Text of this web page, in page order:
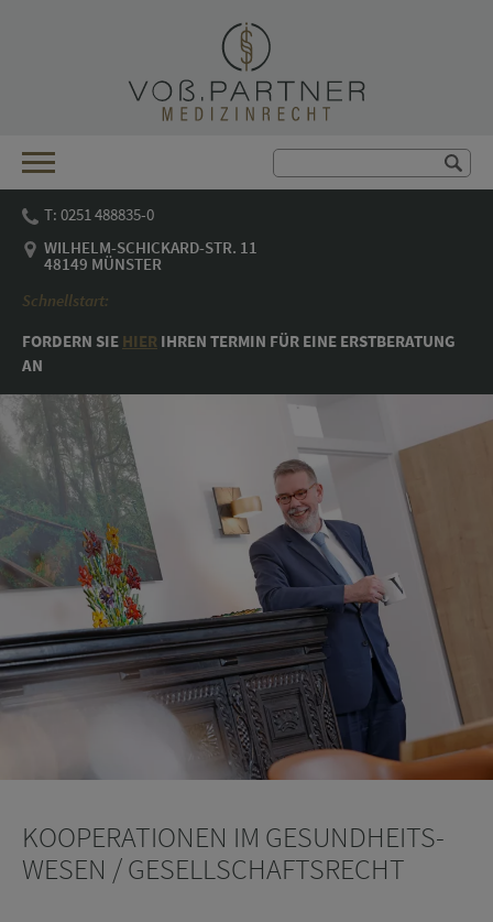
T: 0251 488835-0
WILHELM-SCHICKARD-STR. 11
48149 MÜNSTER
Schnellstart:
FORDERN SIE HIER IHREN TER­MIN FÜR EINE ERST­BE­RA­TUNG
AN
Ihre Daten, die Sie im Rahmen der Kontaktanfrage angeben, behandeln wir
vertraulich. Nähere Informationen zur Datenverarbeitung finden Sie in unserer
KOOPERATIONEN IM GESUND­HEITS­
WESEN / GESELL­SCHAFTS­RECHT